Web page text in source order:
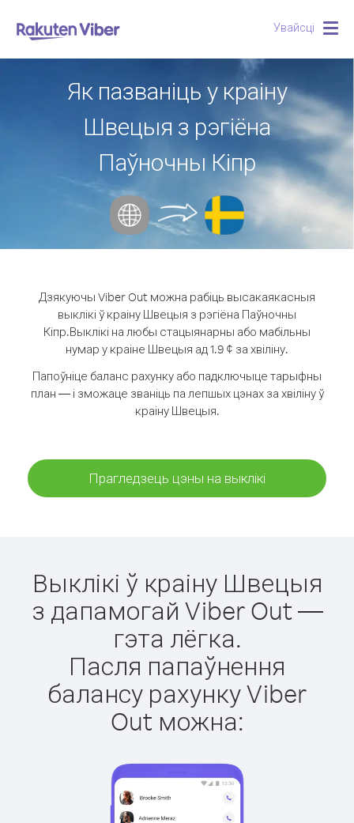
Увайсці
Як пазваніць у краіну
Швецыя з рэгіёна
Паўночны Кіпр
Дзякуючы Viber Out можна рабіць высакаякасныя
выклікі ў краіну Швецыя з рэгіёна Паўночны
Кіпр.Выклікі на любы стацыянарны або мабільны
нумар у краіне Швецыя ад 1.9 ¢ за хвіліну.
Папоўніце баланс рахунку або падключыце тарыфны
план — і зможаце званіць па лепшых цэнах за хвіліну ў
краіну Швецыя.
Прагледзець цэны на выклікі
Выклікі ў краіну Швецыя
з дапамогай Viber Out —
гэта лёгка.
Пасля папаўнення
балансу рахунку Viber
Out можна: